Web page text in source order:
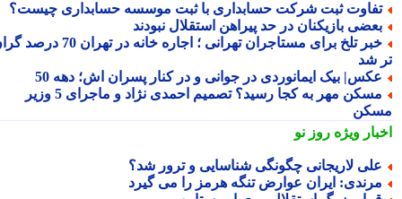
ثبت شرکت حسابداری با ثبت موسسه حسابداری چیست؟
بازیکنان در حد پیراهن استقلال نبودند
خبر تلخ برای مستاجران تهرانی ؛ اجاره خانه در تهران 70 درصد گران
شد
بیک ایمانوردی در جوانی و در کنار پسران اش؛ دهه 50
مسکن مهر به کجا رسید؟ تصمیم احمدی نژاد و ماجرای 5 وزیر
ویژهروز نو
لاریجانی چگونگی شناسایی و ترور شد؟
ایران عوارض تنگه هرمز را می گیرد